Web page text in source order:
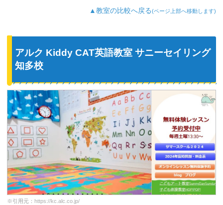
▲教室の比較へ戻る(ページ上部へ移動します)
アルク Kiddy CAT英語教室 サニーセイリング
知多校
※引用元： https://kc.alc.co.jp/